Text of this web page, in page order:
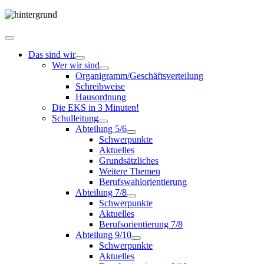
Das sind wir
Wer wir sind
Organigramm/Geschäftsverteilung
Schreibweise
Hausordnung
Die EKS in 3 Minuten!
Schulleitung
Abteilung 5/6
Schwerpunkte
Aktuelles
Grundsätzliches
Weitere Themen
Berufswahlorientierung
Abteilung 7/8
Schwerpunkte
Aktuelles
Berufsorientierung 7/8
Abteilung 9/10
Schwerpunkte
Aktuelles